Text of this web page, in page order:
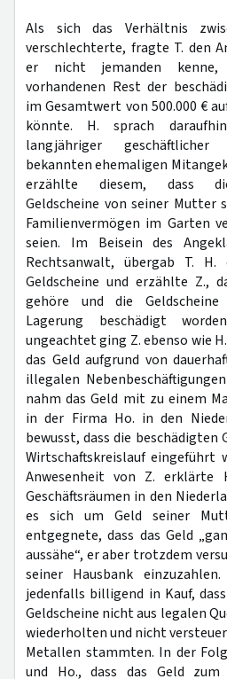
Als sich das Verhältnis
verschlechterte, fragte T. den
er nicht jemanden
vorhandenen Rest der
im Gesamtwert von 500.000 €
könnte. H. sprach
langjähriger geschäftlicher
bekannten ehemaligen
erzählte diesem, dass
Geldscheine von seiner Mutter
Familienvermögen im Garten
seien. Im Beisein des
Rechtsanwalt, übergab T. H.
Geldscheine und erzählte Z.,
gehöre und die
Lagerung beschädigt
ungeachtet ging Z. ebenso wie H.
das Geld aufgrund von
illegalen
nahm das Geld mit zu einem
in der Firma Ho. in den
bewusst, dass die beschädigten
Wirtschaftskreislauf eingeführt
Anwesenheit von Z. erklärte
Geschäftsräumen in den
es sich um Geld seiner
entgegnete, dass das Geld
aussähe“, er aber trotzdem
seiner Hausbank
jedenfalls billigend in Kauf,
Geldscheine nicht aus legalen
wiederholten und nicht
Metallen stammten. In der
und Ho., dass das Geld